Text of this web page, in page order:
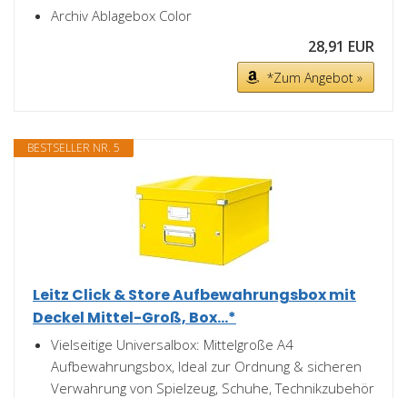
Archiv Ablagebox Color
28,91 EUR
*Zum Angebot »
BESTSELLER NR. 5
Leitz Click & Store Aufbewahrungsbox mit
Deckel Mittel-Groß, Box...*
Vielseitige Universalbox: Mittelgroße A4
Aufbewahrungsbox, Ideal zur Ordnung & sicheren
Verwahrung von Spielzeug, Schuhe, Technikzubehör